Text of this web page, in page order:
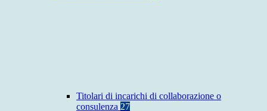
Titolari di incarichi di collaborazione o
consulenza 27